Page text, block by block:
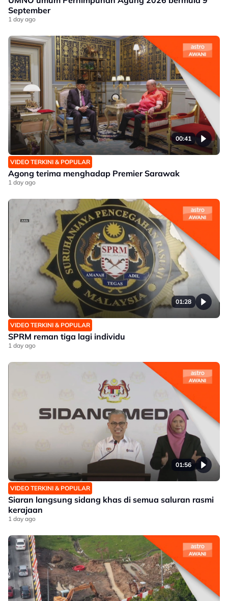
September
1 day ago
00:41
VIDEO TERKINI & POPULAR
Agong terima menghadap Premier Sarawak
1 day ago
01:28
VIDEO TERKINI & POPULAR
SPRM reman tiga lagi individu
1 day ago
01:56
VIDEO TERKINI & POPULAR
Siaran langsung sidang khas di semua saluran rasmi
kerajaan
1 day ago